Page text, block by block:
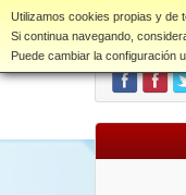
Utilizamos cookies propias y de
Si continua navegando,
Puede cambiar la configuración